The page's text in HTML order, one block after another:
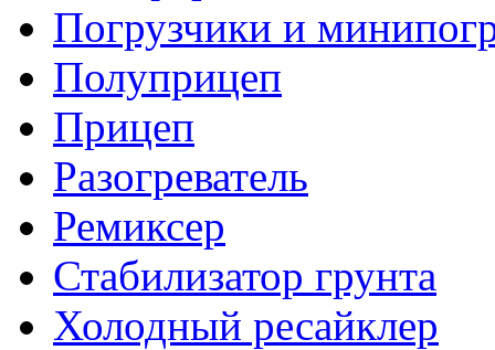
Погрузчики и
Полуприцеп
Прицеп
Разогреватель
Ремиксер
Стабилизатор грунта
Холодный ресайклер